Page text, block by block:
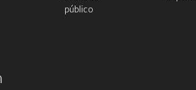
público